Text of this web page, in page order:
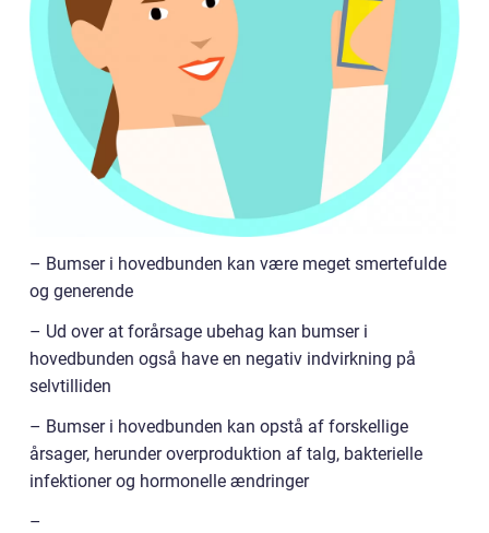
– Bumser i hovedbunden kan være meget smertefulde
og generende
– Ud over at forårsage ubehag kan bumser i
hovedbunden også have en negativ indvirkning på
selvtilliden
– Bumser i hovedbunden kan opstå af forskellige
årsager, herunder overproduktion af talg, bakterielle
infektioner og hormonelle ændringer
–